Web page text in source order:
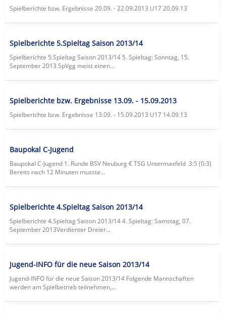
Spielberichte bzw. Ergebnisse 20.09. - 22.09.2013 U17 20.09.13
Spielberichte 5.Spieltag Saison 2013/14
Spielberichte 5.Spieltag Saison 2013/14 5. Spieltag: Sonntag, 15.
September 2013 SpVgg meist einen...
Spielberichte bzw. Ergebnisse 13.09. - 15.09.2013
Spielberichte bzw. Ergebnisse 13.09. - 15.09.2013 U17 14.09.13
Baupokal C-Jugend
Baupokal C-Jugend 1. Runde BSV Neuburg € TSG Untermaxfeld 3:5 (0:3)
Bereits nach 12 Minuten musste...
Spielberichte 4.Spieltag Saison 2013/14
Spielberichte 4.Spieltag Saison 2013/14 4. Spieltag: Samstag, 07.
September 2013Verdienter Dreier...
Jugend-INFO für die neue Saison 2013/14
Jugend-INFO für die neue Saison 2013/14 Folgende Mannschaften
werden am Spielbetrieb teilnehmen,...